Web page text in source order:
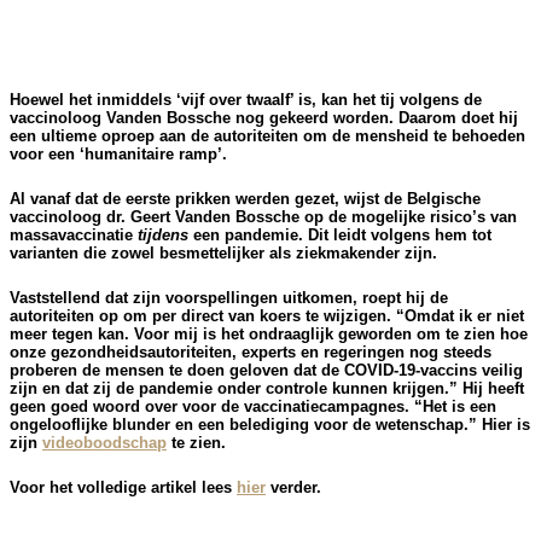
Hoewel het inmiddels ‘vijf over twaalf’ is, kan het tij volgens de
vaccinoloog Vanden Bossche nog gekeerd worden. Daarom doet hij
een ultieme oproep aan de autoriteiten om de mensheid te behoeden
voor een ‘humanitaire ramp’.
Al vanaf dat de eerste prikken werden gezet, wijst de Belgische
vaccinoloog dr. Geert Vanden Bossche op de mogelijke risico’s van
massavaccinatie tijdens een pandemie. Dit leidt volgens hem tot
varianten die zowel besmettelijker als ziekmakender zijn.
Vaststellend dat zijn voorspellingen uitkomen, roept hij de
autoriteiten op om per direct van koers te wijzigen. “Omdat ik er niet
meer tegen kan. Voor mij is het ondraaglijk geworden om te zien hoe
onze gezondheidsautoriteiten, experts en regeringen nog steeds
proberen de mensen te doen geloven dat de COVID-19-vaccins veilig
zijn en dat zij de pandemie onder controle kunnen krijgen.” Hij heeft
geen goed woord over voor de vaccinatiecampagnes. “Het is een
ongelooflijke blunder en een belediging voor de wetenschap.” Hier is
zijn videoboodschap te zien.
Voor het volledige artikel lees hier verder.